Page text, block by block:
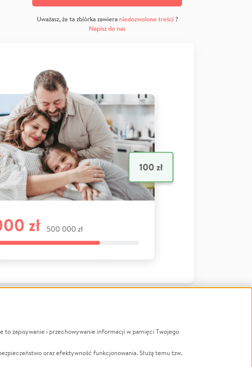
Uważasz, że ta zbiórka zawiera niedozwolone treści?
Napisz do nas
na
LGBTQ+
to zapisywanie i przechowywanie informacji w pamięci Twojego
oraz efektywność funkcjonowania. Służą temu tzw.